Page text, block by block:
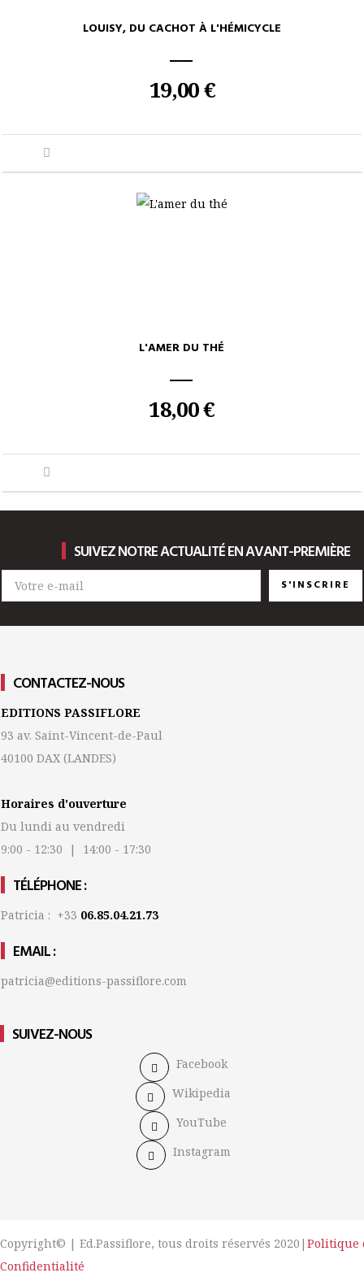
LOUISY, DU CACHOT À L'HÉMICYCLE
19,00 €
L'AMER DU THÉ
18,00 €
SUIVEZ NOTRE ACTUALITÉ EN AVANT-PREMIÈRE
S'INSCRIRE
CONTACTEZ-NOUS
EDITIONS PASSIFLORE
93 av. Saint-Vincent-de-Paul
40100 DAX (LANDES)
Horaires d'ouverture
Du lundi au vendredi
9:00 - 12:30 | 14:00 - 17:30
TÉLÉPHONE :
Patricia : +33 06.85.04.21.73
EMAIL :
patricia@editions-passiflore.com
SUIVEZ-NOUS
Facebook
Wikipedia
YouTube
Instagram
Copyright© | Ed.Passiflore, tous droits réservés 2020| Politique
Confidentialité